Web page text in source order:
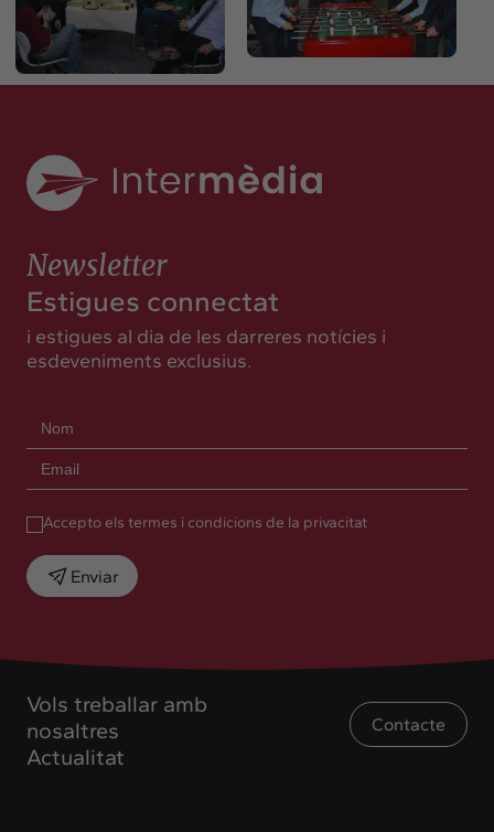
Vols treballar amb
nosaltres
Actualitat
Contacte
Newsletter
Estigues connectat
i estigues al dia de les darreres notícies i
esdeveniments exclusius.
Accepto els termes i condicions de la privacitat
Enviar